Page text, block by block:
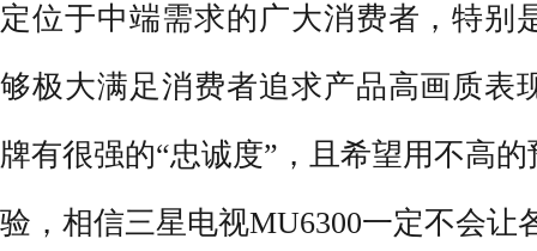
定位于中端需求的广大消费者，特别
够极大满足消费者追求产品高画质表
牌有很强的“忠诚度”，且希望用不高
验，相信三星电视MU6300一定不会让